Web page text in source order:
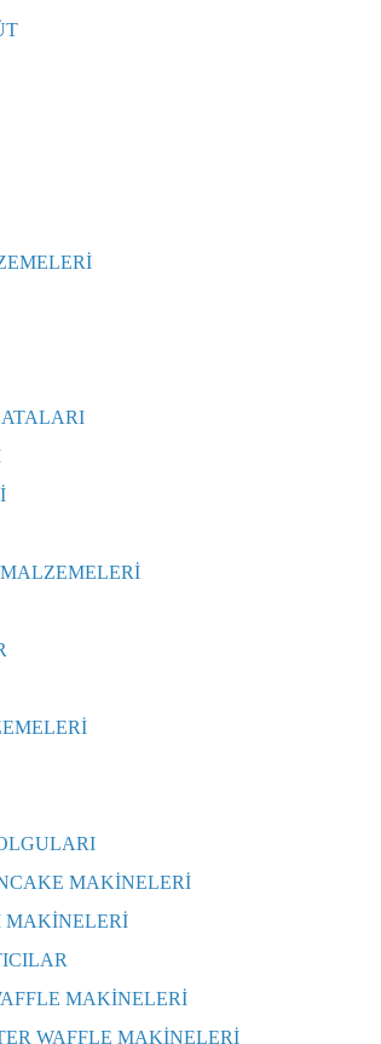
MAKİNELERİ
MAKİNELERİ
MAKİNELERİ
WAFFLE MAKİNELERİ